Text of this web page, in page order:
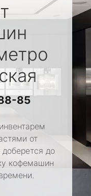
85
от
доберется до
кофемашин